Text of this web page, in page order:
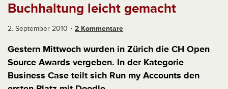
Buchhaltung leicht gemacht
2. September 2010 2 Kommentare
Gestern Mittwoch wurden in Zürich die CH Open
Source Awards vergeben. In der Kategorie
Business Case teilt sich Run my Accounts den